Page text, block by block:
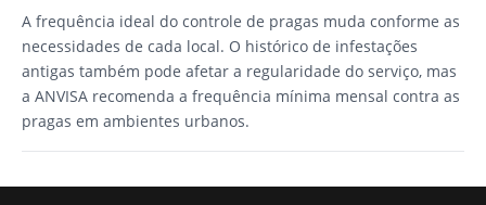
A frequência ideal do controle de pragas muda conforme as
necessidades de cada local. O histórico de infestações
antigas também pode afetar a regularidade do serviço, mas
a ANVISA recomenda a frequência mínima mensal contra as
pragas em ambientes urbanos.